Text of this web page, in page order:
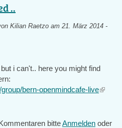
..
Kilian Raetzo am 21. März 2014 -
i can't.. here you might find
bern-openmindcafe-live(link
bitteAnmelden oder